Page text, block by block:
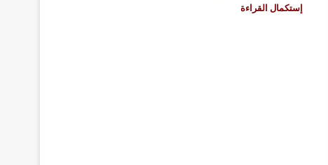
إستكمال القراءة